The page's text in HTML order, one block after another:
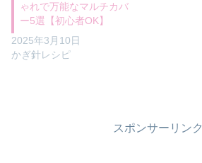
ゃれで万能なマルチカバ
ー5選【初心者OK】
2025年3月10日
かぎ針レシピ
スポンサーリンク